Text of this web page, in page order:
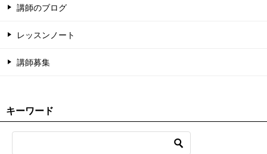
講師のブログ
レッスンノート
講師募集
キーワード